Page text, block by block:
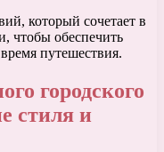
который сочетает в
чтобы обеспечить
путешествия.
городского
стиля и